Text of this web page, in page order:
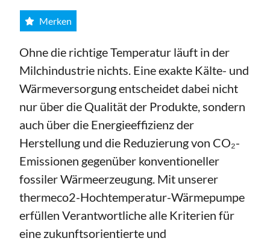
Merken
Ohne die richtige Temperatur läuft in der
Milchindustrie nichts. Eine exakte Kälte- und
Wärmeversorgung entscheidet dabei nicht
nur über die Qualität der Produkte, sondern
auch über die Energieeffizienz der
Herstellung und die Reduzierung von CO₂-
Emissionen gegenüber konventioneller
fossiler Wärmeerzeugung. Mit unserer
thermeco2-Hochtemperatur-Wärmepumpe
erfüllen Verantwortliche alle Kriterien für
eine zukunftsorientierte und